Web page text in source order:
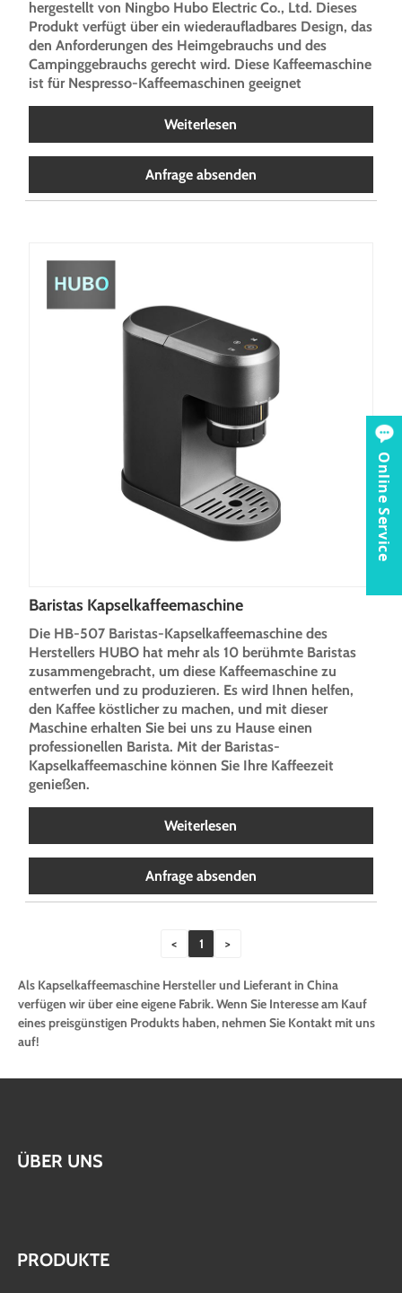
hergestellt von Ningbo Hubo Electric Co., Ltd. Dieses
Produkt verfügt über ein wiederaufladbares Design, das
den Anforderungen des Heimgebrauchs und des
Campinggebrauchs gerecht wird. Diese Kaffeemaschine
ist für Nespresso-Kaffeemaschinen geeignet
Weiterlesen
Anfrage absenden
Baristas Kapselkaffeemaschine
Die HB-507 Baristas-Kapselkaffeemaschine des
Herstellers HUBO hat mehr als 10 berühmte Baristas
zusammengebracht, um diese Kaffeemaschine zu
entwerfen und zu produzieren. Es wird Ihnen helfen,
den Kaffee köstlicher zu machen, und mit dieser
Maschine erhalten Sie bei uns zu Hause einen
professionellen Barista. Mit der Baristas-
Kapselkaffeemaschine können Sie Ihre Kaffeezeit
genießen.
Weiterlesen
Anfrage absenden
< 1 >
Als Kapselkaffeemaschine Hersteller und Lieferant in China
verfügen wir über eine eigene Fabrik. Wenn Sie Interesse am Kauf
eines preisgünstigen Produkts haben, nehmen Sie Kontakt mit uns
auf!
ÜBER UNS
PRODUKTE
Online Service